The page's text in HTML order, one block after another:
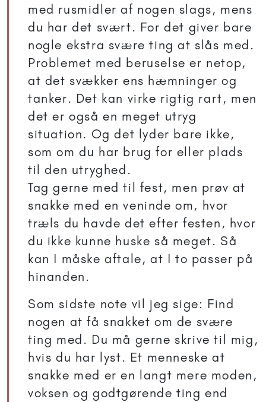
med rusmidler af nogen slags, mens
du har det svært. For det giver bare
nogle ekstra svære ting at slås med.
Problemet med beruselse er netop,
at det svækker ens hæmninger og
tanker. Det kan virke rigtig rart, men
det er også en meget utryg
situation. Og det lyder bare ikke,
som om du har brug for eller plads
til den utryghed.
Tag gerne med til fest, men prøv at
snakke med en veninde om, hvor
træls du havde det efter festen, hvor
du ikke kunne huske så meget. Så
kan I måske aftale, at I to passer på
hinanden.
Som sidste note vil jeg sige: Find
nogen at få snakket om de svære
ting med. Du må gerne skrive til mig,
hvis du har lyst. Et menneske at
snakke med er en langt mere moden,
voksen og godtgørende ting end